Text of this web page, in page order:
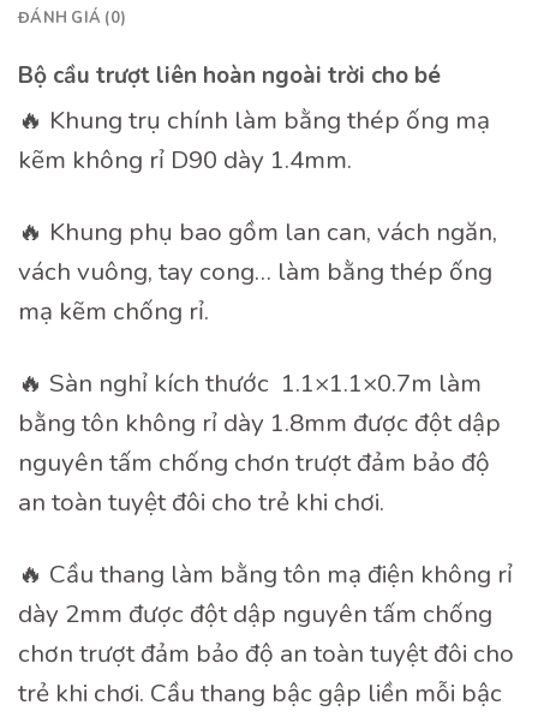
ĐÁNH GIÁ (0)
Bộ cầu trượt liên hoàn ngoài trời cho bé
🔥 Khung trụ chính làm bằng thép ống mạ
kẽm không rỉ D90 dày 1.4mm.
🔥 Khung phụ bao gồm lan can, vách ngăn,
vách vuông, tay cong… làm bằng thép ống
mạ kẽm chống rỉ.
🔥 Sàn nghỉ kích thước 1.1×1.1×0.7m làm
bằng tôn không rỉ dày 1.8mm được đột dập
nguyên tấm chống chơn trượt đảm bảo độ
an toàn tuyệt đôi cho trẻ khi chơi.
🔥 Cầu thang làm bằng tôn mạ điện không rỉ
dày 2mm được đột dập nguyên tấm chống
chơn trượt đảm bảo độ an toàn tuyệt đôi cho
trẻ khi chơi. Cầu thang bậc gập liền mỗi bậc